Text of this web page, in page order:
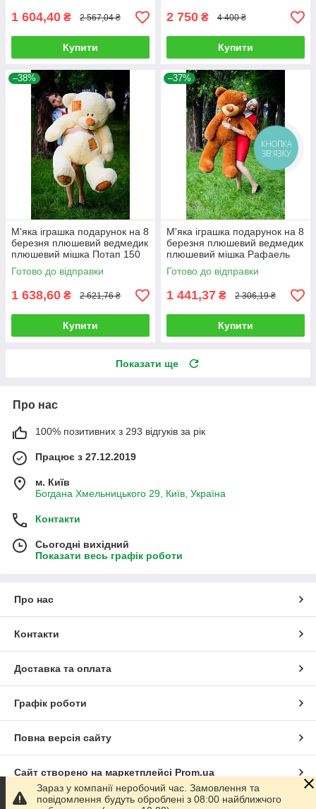
1 604,40 ₴ 2 567,04 ₴
Купити
2 750 ₴ 4 400 ₴
Купити
–38%
М'яка іграшка подарунок на 8
березня плюшевий ведмедик
плюшевий мішка Потап 150
см Кремовий
Готово до відправки
1 638,60 ₴ 2 621,76 ₴
Купити
–37%
М'яка іграшка подарунок на 8
березня плюшевий ведмедик
плюшевий мішка Рафаель
140 см Коричневий
Готово до відправки
1 441,37 ₴ 2 306,19 ₴
Купити
Показати ще
Про нас
100% позитивних з 293 відгуків за рік
Працює з 27.12.2019
м. Київ
Богдана Хмельницького 29, Київ, Україна
Контакти
Сьогодні вихідний
Показати весь графік роботи
Про нас
Контакти
Доставка та оплата
Графік роботи
Повна версія сайту
Сайт створено на маркетплейсі Prom.ua
Зараз у компанії неробочий час. Замовлення та
повідомлення будуть оброблені з 08:00 найближчого